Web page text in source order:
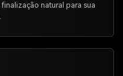
natural para sua